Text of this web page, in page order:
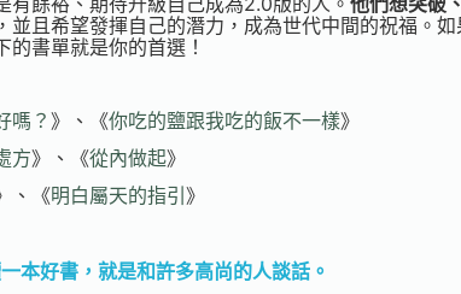
，並且希望發揮自己的潛力，成為世代中間的祝福。
書單就是你的首選！
嗎？ 》、《你吃的鹽跟我吃的飯不一樣》
方》、《從內做起》
、《明白屬天的指引》
本好書，就是和許多高尚的人談話。